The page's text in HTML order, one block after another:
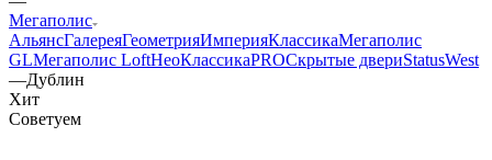
Мегаполис
АльянсГалереяГеометрияИмперияКлассикаМегаполис
GLМегаполис LoftНеоКлассикаPROСкрытые двериStatusWest
—Дублин
Хит
Советуем